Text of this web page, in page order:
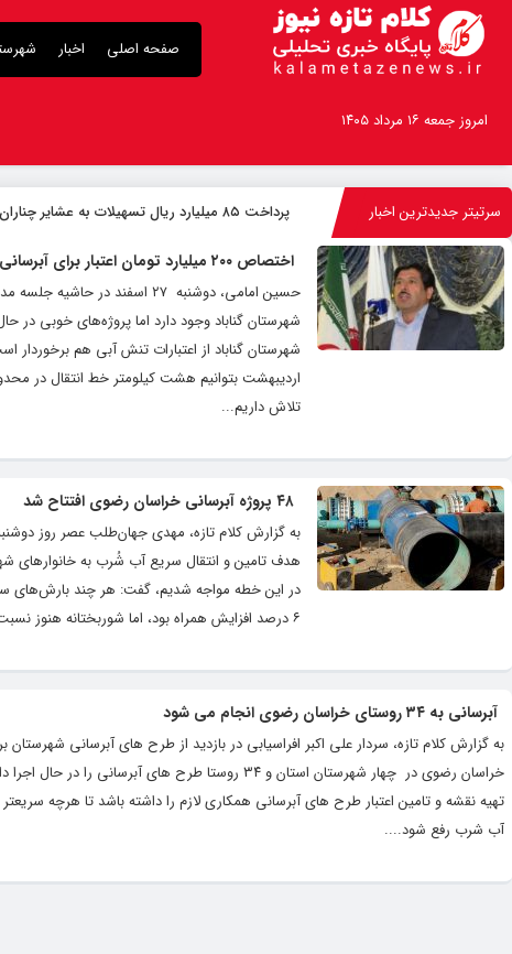
صفحه اصلی اخبار
امروز جمعه ۱۶ مرداد ۱۴۰۵
سرتیتر جدیدترین اخبار پرداخت ۸۵ میلیارد ریال تسهیلات به عشایر چناران
اختصاص ۲۰۰ میلیارد تومان اعتبار برای آبرسانی به ۳ شهرستان خراسان رضوی
حسین امامی، دوشنبه ۲۷
شهرستان گناباد وجود دارد اما پروژه‌های خوبی
شهرستان گناباد از اعتبارات تنش آبی هم
اردیبهشت‌ بتوانیم هشت کیلومتر خط انتقال در
تلاش داریم...
۴۸ پروژه آبرسانی خراسان رضوی افتتاح شد
به گزارش کلام تازه، مهدی جهان‌طلب عصر روز
در این خطه مواجه شدیم، گفت: هر چند بارش‌های
۶ درصد افزایش همراه بود، اما شوربختانه هنوز نسبت به دوره آماری قبل با کاهش ۲۶ درصدی مواجه هستیم جهان‌طلب...
آبرسانی به ۳۴ روستای خراسان رضوی انجام می شود
به گزارش کلام تازه، سردار علی اکبر افراسیابی در بازدید از طرح های آبرسانی
خراسان رضوی در چهار شهرستان استان و ۳۴ روستا
تهیه نقشه و تامین اعتبار طرح های آبرسانی همکاری لازم را داشته باشد تا هرچه
آب شرب رفع شود....